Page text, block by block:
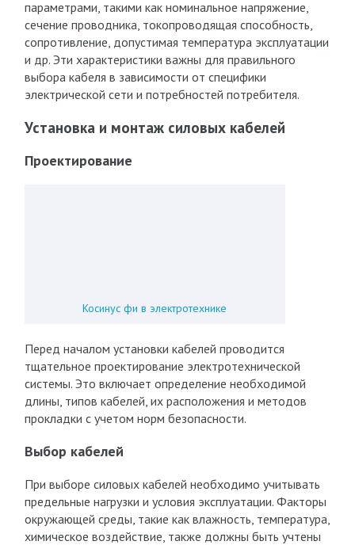
параметрами, такими как номинальное напряжение,
сечение проводника, токопроводящая способность,
сопротивление, допустимая температура эксплуатации
и др. Эти характеристики важны для правильного
выбора кабеля в зависимости от специфики
электрической сети и потребностей потребителя.
Установка и монтаж силовых кабелей
Проектирование
Косинус фи в электротехнике
Перед началом установки кабелей проводится
тщательное проектирование электротехнической
системы. Это включает определение необходимой
длины, типов кабелей, их расположения и методов
прокладки с учетом норм безопасности.
Выбор кабелей
При выборе силовых кабелей необходимо учитывать
предельные нагрузки и условия эксплуатации. Факторы
окружающей среды, такие как влажность, температура,
химическое воздействие, также должны быть учтены